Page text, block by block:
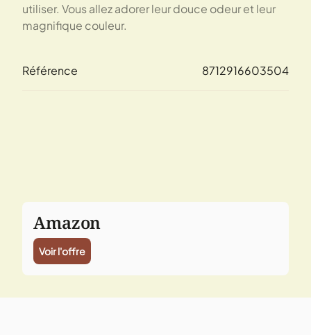
utiliser. Vous allez adorer leur douce odeur et leur
magnifique couleur.
Référence 8712916603504
Amazon
Voir l'offre